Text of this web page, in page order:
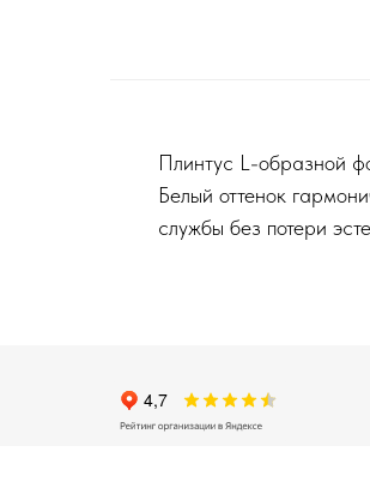
Плинтус L-образной
Белый оттенок
службы без потери